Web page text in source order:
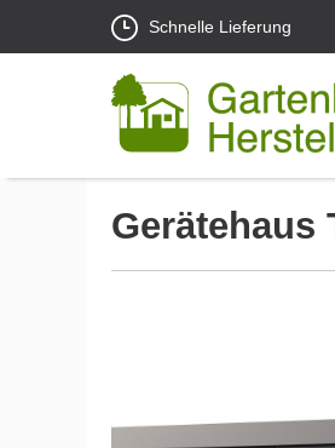
Schnelle Lieferung
Gerätehaus